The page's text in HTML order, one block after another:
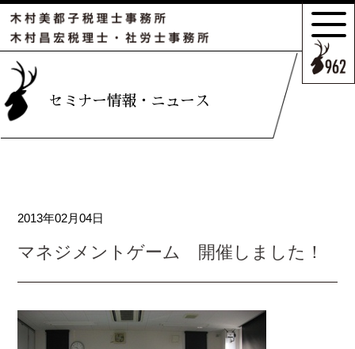
セミナー情報・ニュース
2013年02月04日
マネジメントゲーム 開催しました！
相続の